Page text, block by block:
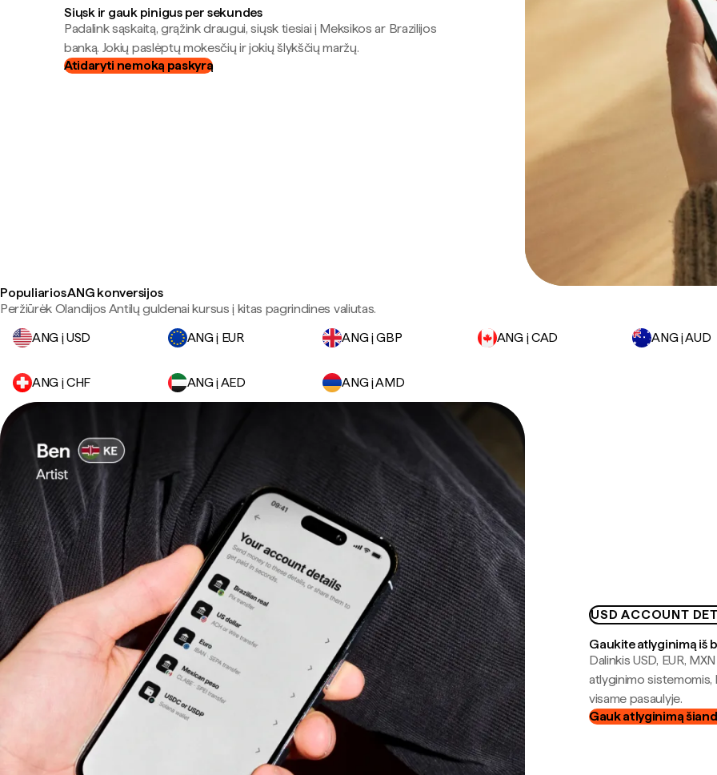
Siųsk ir gauk pinigus per sekundes
Padalink sąskaitą, grąžink draugui, siųsk tiesiai į Meksikos ar Brazilijos
banką. Jokių paslėptų mokesčių ir jokių šlykščių maržų.
Atidaryti nemoką paskyrą
Populiarios ANG konversijos
Peržiūrėk Olandijos Antilų guldenai kursus į kitas pagrindines valiutas.
ANG į USD
ANG į EUR ANG į GBP ANG į CAD ANG į AUD
ANG į CHF ANG į AED ANG į AMD
USD ACCOUNT
Gaukite atlyginimą iš
Dalinkis USD, EUR,
atlyginimo
visame pasaulyje.
Gauk atlyginimą